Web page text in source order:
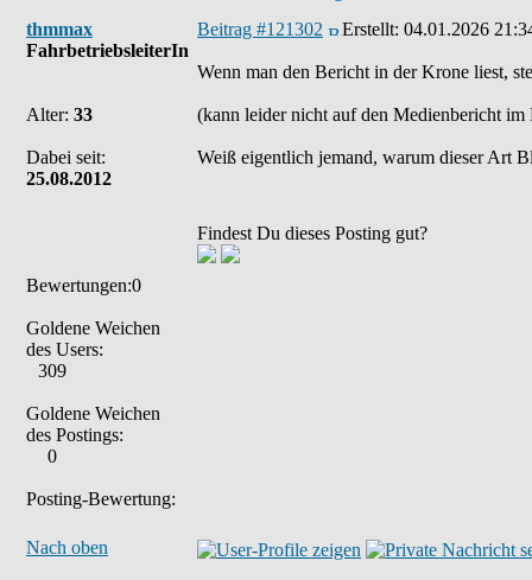
thmmax
FahrbetriebsleiterIn
Alter: 33
Dabei seit:
25.08.2012
Bewertungen:0
Goldene Weichen
des Users:
309
Goldene Weichen
des Postings:
0
Posting-Bewertung:
Beitrag #121302 Erstellt: 04.01.2026
Wenn man den Bericht in der Krone liest,
(kann leider nicht auf den Medienbericht
Weiß eigentlich jemand, warum dieser Art
Findest Du dieses Posting gut?
Nach oben